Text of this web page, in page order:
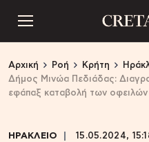
Αρχική Ροή Κρήτη
Δήμος Μινώα Πεδιάδας:
εφάπαξ καταβολή των οφειλών
ΗΡΑΚΛΕΙΟ 15.05.2024,